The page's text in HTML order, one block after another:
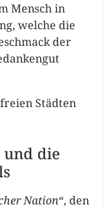
Mensch in
welche die
der
Städten
die
Nation“, den